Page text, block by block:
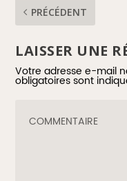
PRÉCÉDENT
LAISSER UNE
Votre adresse e-mail
obligatoires sont